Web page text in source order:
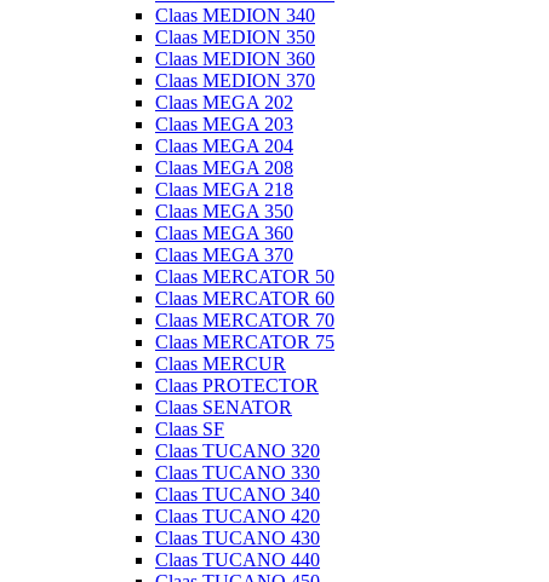
Claas MEDION 340
Claas MEDION 350
Claas MEDION 360
Claas MEDION 370
Claas MEGA 202
Claas MEGA 203
Claas MEGA 204
Claas MEGA 208
Claas MEGA 218
Claas MEGA 350
Claas MEGA 360
Claas MEGA 370
Claas MERCATOR 50
Claas MERCATOR 60
Claas MERCATOR 70
Claas MERCATOR 75
Claas MERCUR
Claas PROTECTOR
Claas SENATOR
Claas SF
Claas TUCANO 320
Claas TUCANO 330
Claas TUCANO 340
Claas TUCANO 420
Claas TUCANO 430
Claas TUCANO 440